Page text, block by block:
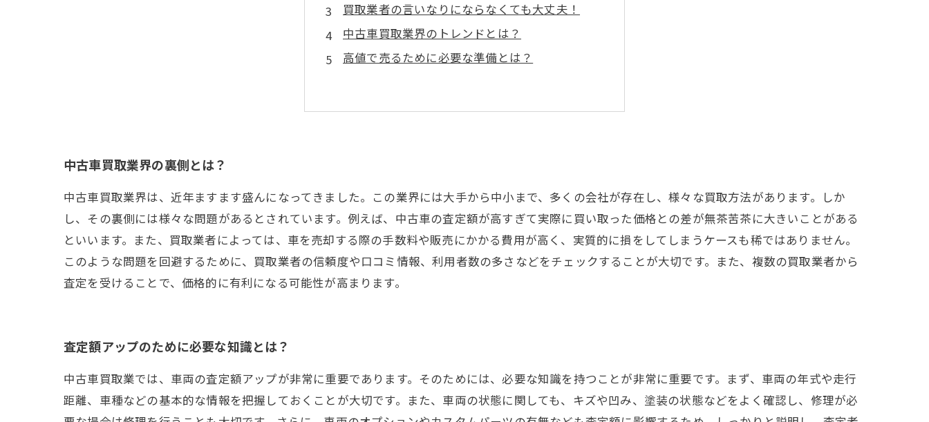
買取業者の言いなりにならなくても大丈夫！
中古車買取業界のトレンドとは？
高値で売るために必要な準備とは？
中古車買取業界の裏側とは？
中古車買取業界は、近年ますます盛んになってきました。この業界には大手から中小まで、多くの会社が存在し、様々な買取方法があります。しか
し、その裏側には様々な問題があるとされています。例えば、中古車の査定額が高すぎて実際に買い取った価格との差が無茶苦茶に大きいことがある
といいます。また、買取業者によっては、車を売却する際の手数料や販売にかかる費用が高く、実質的に損をしてしまうケースも稀ではありません。
このような問題を回避するために、買取業者の信頼度や口コミ情報、利用者数の多さなどをチェックすることが大切です。また、複数の買取業者から
査定を受けることで、価格的に有利になる可能性が高まります。
査定額アップのために必要な知識とは？
中古車買取業では、車両の査定額アップが非常に重要であります。そのためには、必要な知識を持つことが非常に重要です。まず、車両の年式や走行
距離、車種などの基本的な情報を把握しておくことが大切です。また、車両の状態に関しても、キズや凹み、塗装の状態などをよく確認し、修理が必